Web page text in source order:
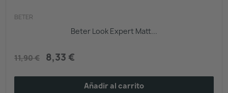
BETER
Beter Look Expert Matt...
11,90 € 8,33 €
Añadir al carrito